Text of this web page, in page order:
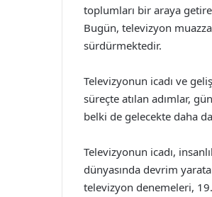
toplumları bir araya
Bugün, televizyon
sürdürmektedir.
Televizyonun icadı ve
süreçte atılan adımlar,
belki de gelecekte daha
Televizyonun icadı,
dünyasında devrim
televizyon denemeleri,